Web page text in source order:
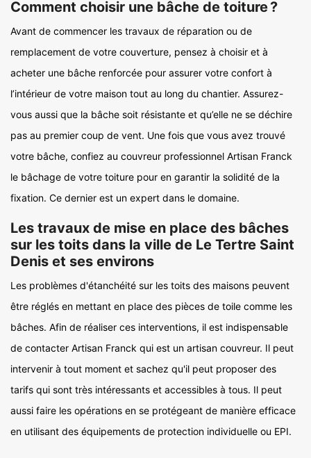
Comment choisir une bâche de toiture ?
Avant de commencer les travaux de réparation ou de
remplacement de votre couverture, pensez à choisir et à
acheter une bâche renforcée pour assurer votre confort à
l’intérieur de votre maison tout au long du chantier. Assurez-
vous aussi que la bâche soit résistante et qu’elle ne se déchire
pas au premier coup de vent. Une fois que vous avez trouvé
votre bâche, confiez au couvreur professionnel Artisan Franck
le bâchage de votre toiture pour en garantir la solidité de la
fixation. Ce dernier est un expert dans le domaine.
Les travaux de mise en place des bâches
sur les toits dans la ville de Le Tertre Saint
Denis et ses environs
Les problèmes d'étanchéité sur les toits des maisons peuvent
être réglés en mettant en place des pièces de toile comme les
bâches. Afin de réaliser ces interventions, il est indispensable
de contacter Artisan Franck qui est un artisan couvreur. Il peut
intervenir à tout moment et sachez qu'il peut proposer des
tarifs qui sont très intéressants et accessibles à tous. Il peut
aussi faire les opérations en se protégeant de manière efficace
en utilisant des équipements de protection individuelle ou EPI.